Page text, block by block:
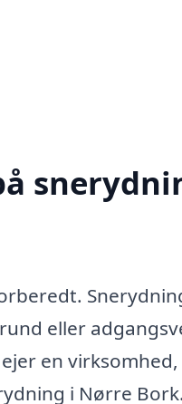
eller
en
i Nørre